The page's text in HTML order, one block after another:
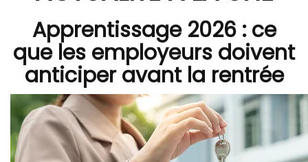
Apprentissage 2026 : ce
que les employeurs doivent
anticiper avant la rentrée